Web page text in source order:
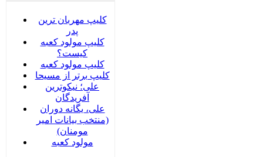
کلیپ مهربان ترین
پدر
کلیپ مولود کعبه
کیست؟
کلیپ مولود کعبه
کلیپ برتر از مسیحا
علی؛ نیکوترین
آفریدگان
علی، یگانه دوران
(منتخب بیانات امیر
مومنان)
مولود کعبه